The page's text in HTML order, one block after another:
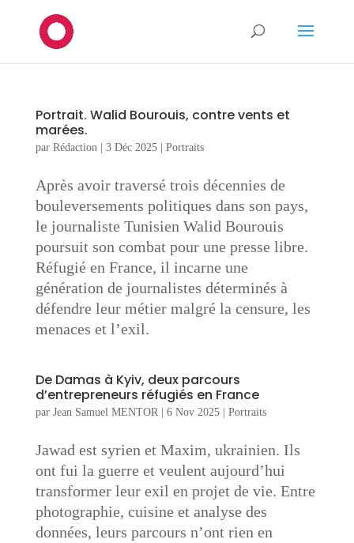
Portrait. Walid Bourouis, contre vents et
marées.
par Rédaction| 3 Déc 2025| Portraits
Après avoir traversé trois décennies de
bouleversements politiques dans son pays,
le journaliste Tunisien Walid Bourouis
poursuit son combat pour une presse libre.
Réfugié en France, il incarne une
génération de journalistes déterminés à
défendre leur métier malgré la censure, les
menaces et l’exil.
De Damas à Kyiv, deux parcours
d’entrepreneurs réfugiés en France
par Jean Samuel MENTOR| 6 Nov 2025| Portraits
Jawad est syrien et Maxim, ukrainien. Ils
ont fui la guerre et veulent aujourd’hui
transformer leur exil en projet de vie. Entre
photographie, cuisine et analyse des
données, leurs parcours n’ont rien en